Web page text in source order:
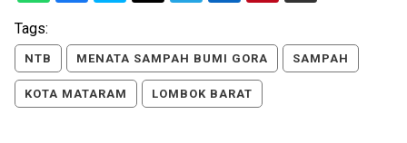
Tags:
NTB MENATA SAMPAH BUMI GORA SAMPAH
KOTA MATARAM LOMBOK BARAT